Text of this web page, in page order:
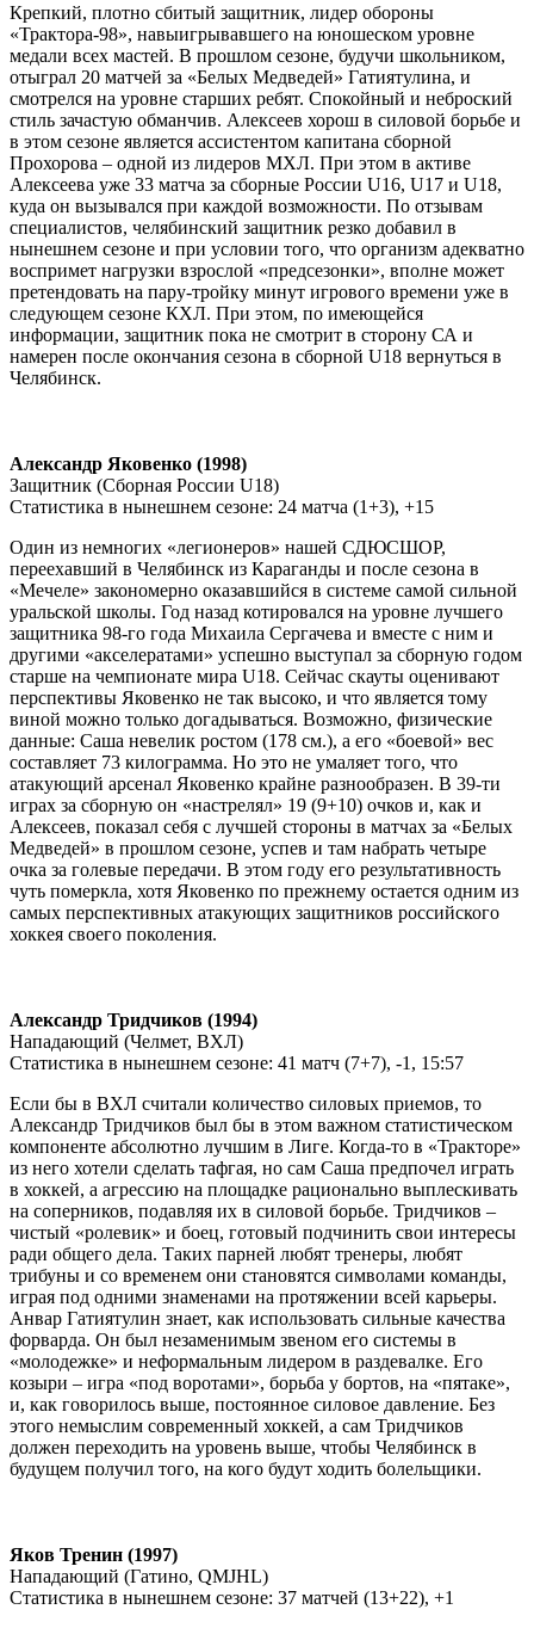
Крепкий, плотно сбитый защитник, лидер обороны
«Трактора-98», навыигрывавшего на юношеском уровне
медали всех мастей. В прошлом сезоне, будучи школьником,
отыграл 20 матчей за «Белых Медведей» Гатиятулина, и
смотрелся на уровне старших ребят. Спокойный и неброский
стиль зачастую обманчив. Алексеев хорош в силовой борьбе и
в этом сезоне является ассистентом капитана сборной
Прохорова – одной из лидеров МХЛ. При этом в активе
Алексеева уже 33 матча за сборные России U16, U17 и U18,
куда он вызывался при каждой возможности. По отзывам
специалистов, челябинский защитник резко добавил в
нынешнем сезоне и при условии того, что организм адекватно
воспримет нагрузки взрослой «предсезонки», вполне может
претендовать на пару-тройку минут игрового времени уже в
следующем сезоне КХЛ. При этом, по имеющейся
информации, защитник пока не смотрит в сторону СА и
намерен после окончания сезона в сборной U18 вернуться в
Челябинск.
Александр Яковенко (1998)
Защитник (Сборная России U18)
Статистика в нынешнем сезоне: 24 матча (1+3), +15
Один из немногих «легионеров» нашей СДЮСШОР,
переехавший в Челябинск из Караганды и после сезона в
«Мечеле» закономерно оказавшийся в системе самой сильной
уральской школы. Год назад котировался на уровне лучшего
защитника 98-го года Михаила Сергачева и вместе с ним и
другими «акселератами» успешно выступал за сборную годом
старше на чемпионате мира U18. Сейчас скауты оценивают
перспективы Яковенко не так высоко, и что является тому
виной можно только догадываться. Возможно, физические
данные: Саша невелик ростом (178 см.), а его «боевой» вес
составляет 73 килограмма. Но это не умаляет того, что
атакующий арсенал Яковенко крайне разнообразен. В 39-ти
играх за сборную он «настрелял» 19 (9+10) очков и, как и
Алексеев, показал себя с лучшей стороны в матчах за «Белых
Медведей» в прошлом сезоне, успев и там набрать четыре
очка за голевые передачи. В этом году его результативность
чуть померкла, хотя Яковенко по прежнему остается одним из
самых перспективных атакующих защитников российского
хоккея своего поколения.
Александр Тридчиков (1994)
Нападающий (Челмет, ВХЛ)
Статистика в нынешнем сезоне: 41 матч (7+7), -1, 15:57
Если бы в ВХЛ считали количество силовых приемов, то
Александр Тридчиков был бы в этом важном статистическом
компоненте абсолютно лучшим в Лиге. Когда-то в «Тракторе»
из него хотели сделать тафгая, но сам Саша предпочел играть
в хоккей, а агрессию на площадке рационально выплескивать
на соперников, подавляя их в силовой борьбе. Тридчиков –
чистый «ролевик» и боец, готовый подчинить свои интересы
ради общего дела. Таких парней любят тренеры, любят
трибуны и со временем они становятся символами команды,
играя под одними знаменами на протяжении всей карьеры.
Анвар Гатиятулин знает, как использовать сильные качества
форварда. Он был незаменимым звеном его системы в
«молодежке» и неформальным лидером в раздевалке. Его
козыри – игра «под воротами», борьба у бортов, на «пятаке»,
и, как говорилось выше, постоянное силовое давление. Без
этого немыслим современный хоккей, а сам Тридчиков
должен переходить на уровень выше, чтобы Челябинск в
будущем получил того, на кого будут ходить болельщики.
Яков Тренин (1997)
Нападающий (Гатино, QMJHL)
Статистика в нынешнем сезоне: 37 матчей (13+22), +1